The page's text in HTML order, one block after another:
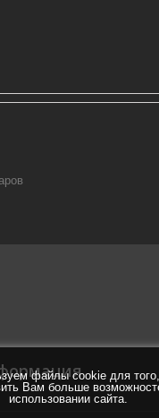
файлы cookie для
Вам больше
использовании сайта.